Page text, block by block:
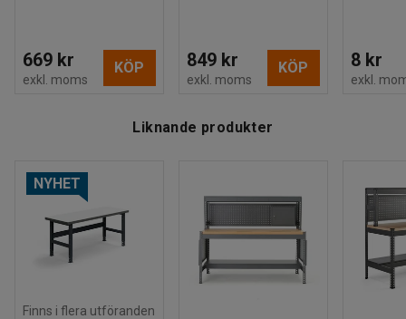
669 kr
exkl. moms
KÖP 849 kr
exkl. moms
KÖP 8 kr
exkl.
Liknande produkter
NYHET
Finns i flera utföranden